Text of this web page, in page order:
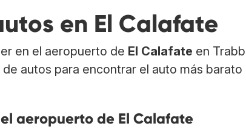
en El Calafate
en el aeropuerto de El Calafate en
autos para encontrar el auto más barato
aeropuerto de El Calafate